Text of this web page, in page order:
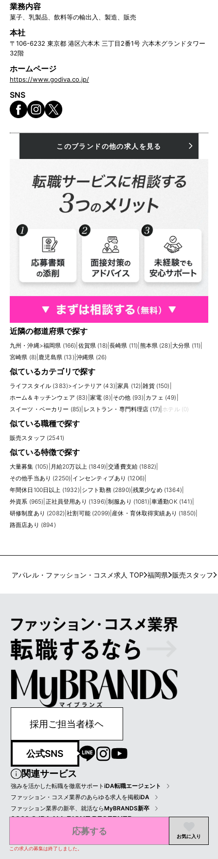
応募する
この求人の募集は終了しました。
お気に入り
業務内容
菓子、乳製品、飲料等の輸出入、製造、販売
本社
〒106-6232 東京都 港区六本木 三丁目2番1号 六本木グランドタワー
32階
ホームページ
https://www.godiva.co.jp/
SNS
このブランドの他の求人を見る
近隣の都道府県で探す
九州・沖縄>福岡県 (166) 佐賀県 (18) |長崎県 (11) 熊本県 (28) 大分県 (11)
宮崎県 (8) 鹿児島県 (13) 沖縄県 (26)
似ているカテゴリで探す
ライフスタイル (383)>インテリア (43) |家具 (12) |雑貨 (150)
ホーム＆キッチンウェア (83) 家電 (8) その他 (93) カフェ (49)
スイーツ・ベーカリー (85) レストラン・専門料理店 (17) ホテル (0)
似ている職種で探す
販売スタッフ (2541)
似ている特徴で探す
大量募集 (105) 月給20万以上 (1849) |交通費支給 (1882)
その他手当あり (2250) インセンティブあり (1206)
年間休日100日以上 (1932) シフト勤務 (2890) 残業少なめ (1364)
外資系 (965) 正社員登用あり (1396) |制服あり (1081) 車通勤OK (141)
研修制度あり (2082) |社割可能 (2099) 産休・育休取得実績あり (1850)
路面店あり (894)
アパレル・ファッション・コスメ求人 TOP 福岡県 販売スタッフ
採用ご担当者様ヘ
公式SNS
関連サービス
強みを活かした転職を徹底サポートiDA転職エージェント
ファッション・コスメ業界のあらゆる求人を掲載iDA
ファッション業界の新卒、就活ならMyBRANDS新卒
2022 © IDA ALL RIGHT RESERVED.
プライバシーポリシー会員規約